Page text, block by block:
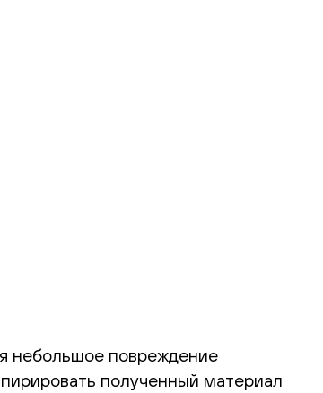
небольшое повреждение
полученный материал